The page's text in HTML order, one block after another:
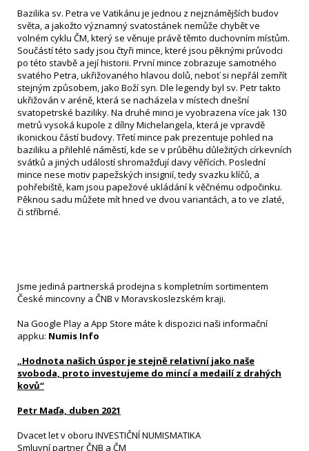
Bazilika sv. Petra ve Vatikánu je jednou z nejznámějších budov
světa, a jakožto významný svatostánek nemůže chybět ve
volném cyklu ČM, který se věnuje právě těmto duchovním místům.
Součástí této sady jsou čtyři mince, které jsou pěknými průvodci
po této stavbě a její historii. První mince zobrazuje samotného
svatého Petra, ukřižovaného hlavou dolů, neboť si nepřál zemřít
stejným způsobem, jako Boží syn. Dle legendy byl sv. Petr takto
ukřižován v aréně, která se nacházela v místech dnešní
svatopetrské baziliky. Na druhé minci je vyobrazena více jak 130
metrů vysoká kupole z dílny Michelangela, která je vpravdě
ikonickou částí budovy. Třetí mince pak prezentuje pohled na
baziliku a přilehlé náměstí, kde se v průběhu důležitých církevních
svátků a jiných událostí shromažďují davy věřících. Poslední
mince nese motiv papežských insignií, tedy svazku klíčů, a
pohřebiště, kam jsou papežové ukládání k věčnému odpočinku.
Pěknou sadu můžete mít hned ve dvou variantách, a to ve zlaté,
či stříbrné.
Jsme jediná partnerská prodejna s kompletním sortimentem
České mincovny a ČNB v Moravskoslezském kraji.
Na Google Play a App Store máte k dispozici naši informační
appku: Numis Info
„Hodnota našich úspor je stejně relativní jako naše
svoboda, proto investujeme do mincí a medailí z drahých
kovů“
Petr Maďa, duben 2021
Dvacet let v oboru INVESTIČNÍ NUMISMATIKA
Smluvní partner ČNB a ČM